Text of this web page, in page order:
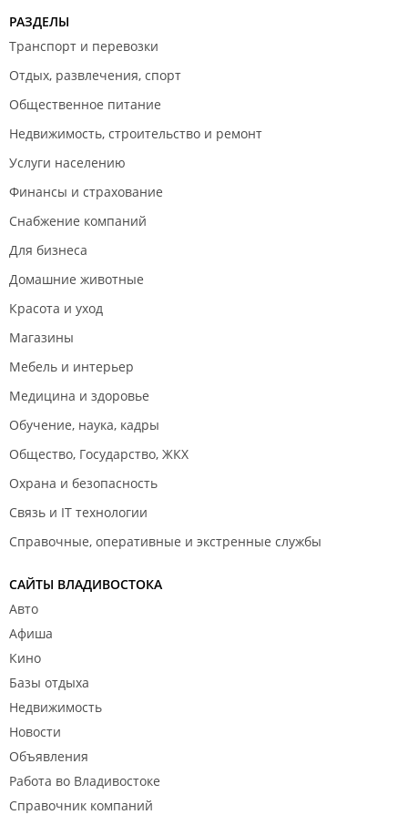
РАЗДЕЛЫ
Транспорт и перевозки
Отдых, развлечения, спорт
Общественное питание
Недвижимость, строительство и ремонт
Услуги населению
Финансы и страхование
Снабжение компаний
Для бизнеса
Домашние животные
Красота и уход
Магазины
Мебель и интерьер
Медицина и здоровье
Обучение, наука, кадры
Общество, Государство, ЖКХ
Охрана и безопасность
Связь и IT технологии
Справочные, оперативные и экстренные службы
САЙТЫ ВЛАДИВОСТОКА
Авто
Афиша
Кино
Базы отдыха
Недвижимость
Новости
Объявления
Работа во Владивостоке
Справочник компаний